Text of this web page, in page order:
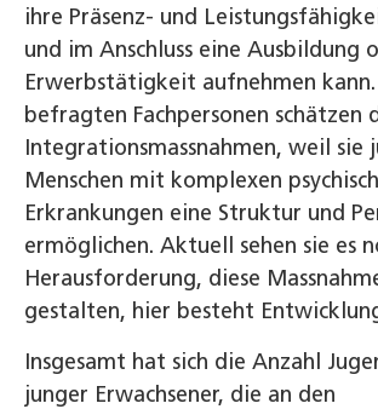
ihre Präsenz- und
und im Anschluss eine Ausbildung
Erwerbstätigkeit aufnehmen kann.
befragten Fachpersonen schätzen
Integrationsmassnahmen, weil sie
Menschen mit komplexen
Erkrankungen eine Struktur und
ermöglichen. Aktuell sehen sie es
Herausforderung, diese
gestalten, hier besteht
Insgesamt hat sich die Anzahl
junger Erwachsener, die an den